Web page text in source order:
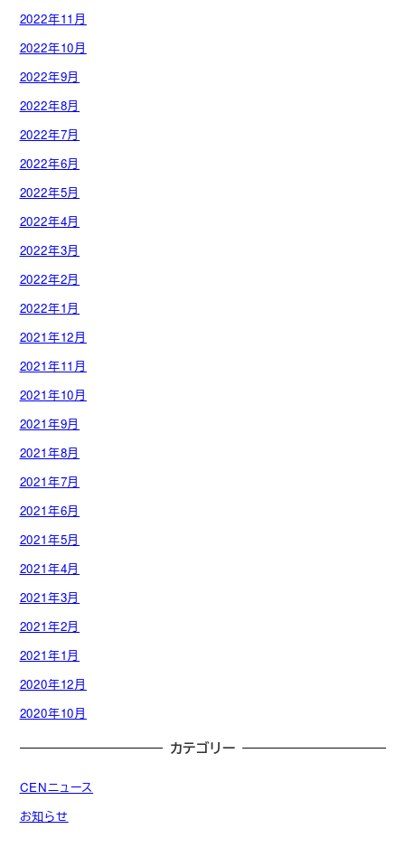
2022年11月
2022年10月
2022年9月
2022年8月
2022年7月
2022年6月
2022年5月
2022年4月
2022年3月
2022年2月
2022年1月
2021年12月
2021年11月
2021年10月
2021年9月
2021年8月
2021年7月
2021年6月
2021年5月
2021年4月
2021年3月
2021年2月
2021年1月
2020年12月
2020年10月
カテゴリー
CENニュース
お知らせ